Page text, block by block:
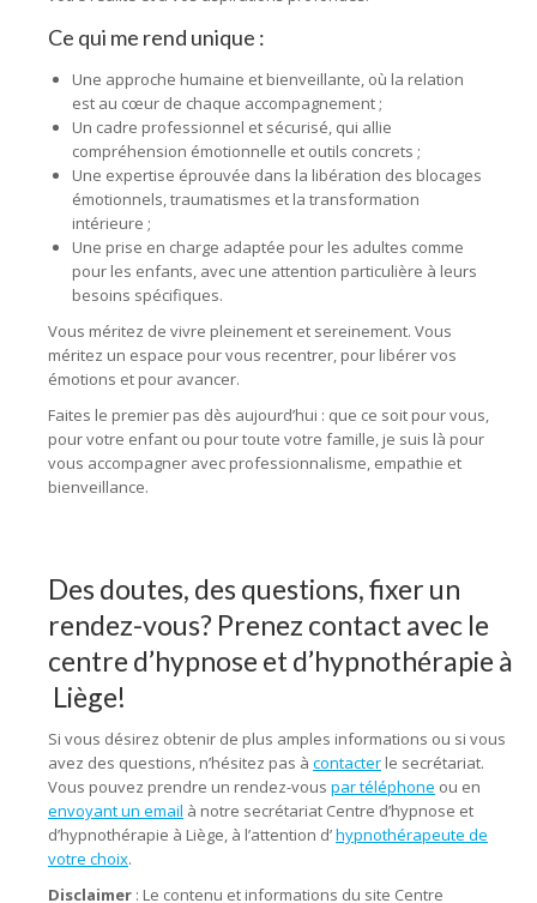
Ce qui me rend unique :
Une approche humaine et bienveillante, où la relation
est au cœur de chaque accompagnement ;
Un cadre professionnel et sécurisé, qui allie
compréhension émotionnelle et outils concrets ;
Une expertise éprouvée dans la libération des blocages
émotionnels, traumatismes et la transformation
intérieure ;
Une prise en charge adaptée pour les adultes comme
pour les enfants, avec une attention particulière à leurs
besoins spécifiques.
Vous méritez de vivre pleinement et sereinement. Vous
méritez un espace pour vous recentrer, pour libérer vos
émotions et pour avancer.
Faites le premier pas dès aujourd’hui : que ce soit pour vous,
pour votre enfant ou pour toute votre famille, je suis là pour
vous accompagner avec professionnalisme, empathie et
bienveillance.
Des doutes, des questions, fixer un
rendez-vous? Prenez contact avec le
centre d’hypnose et d’hypnothérapie à
Liège!
Si vous désirez obtenir de plus amples informations ou si vous
avez des questions, n’hésitez pas à contacter le secrétariat.
Vous pouvez prendre un rendez-vous par téléphone ou en
envoyant un email à notre secrétariat Centre d’hypnose et
d’hypnothérapie à Liège, à l’attention d’hypnothérapeute de
votre choix.
Disclaimer : Le contenu et informations du site Centre